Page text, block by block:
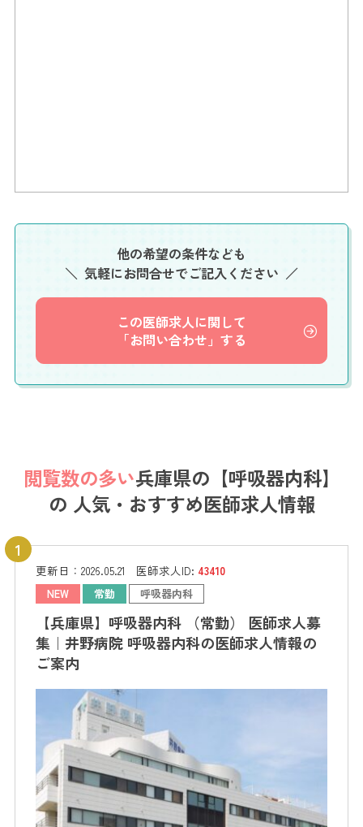
他の希望の条件なども
気軽にお問合せでご記入ください
この医師求人に関して
「お問い合わせ」する
閲覧数の多い兵庫県の【呼吸器内科】
の 人気・おすすめ医師求人情報
更新日： 2026.05.21 医師求人ID: 43410
NEW 常勤 呼吸器内科
【兵庫県】呼吸器内科 （常勤） 医師求人募
集｜井野病院 呼吸器内科の医師求人情報の
ご案内